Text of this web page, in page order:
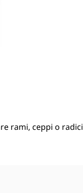
rami, ceppi o radici